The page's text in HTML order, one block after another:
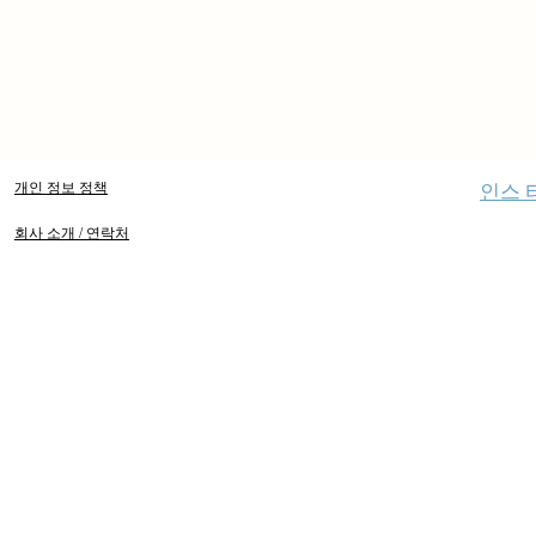
개인 정보 정책
회사 소개 / 연락처
인스